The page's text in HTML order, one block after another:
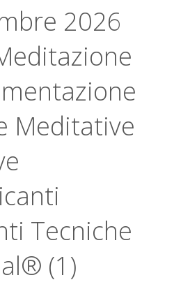
2026
Meditative
Tecniche
(1)